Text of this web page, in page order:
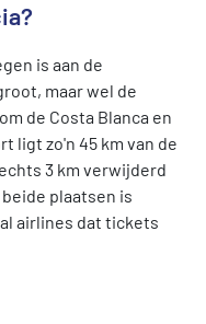
is aan de
maar wel de
de Costa Blanca en
ligt zo'n 45 km van de
3 km verwijderd
plaatsen is
airlines dat tickets